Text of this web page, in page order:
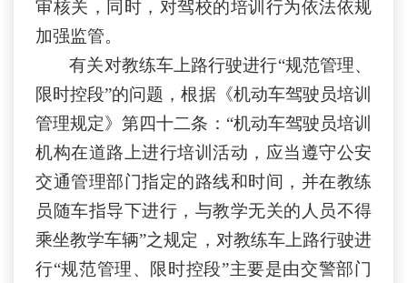
审核关，同时，对驾校的培训行为依法依规
加强监管。
有关对教练车上路行驶进行“规范管理、
限时控段”的问题，根据《机动车驾驶员培训
管理规定》第四十二条：“机动车驾驶员培训
机构在道路上进行培训活动，应当遵守公安
交通管理部门指定的路线和时间，并在教练
员随车指导下进行，与教学无关的人员不得
乘坐教学车辆”之规定，对教练车上路行驶进
行“规范管理、限时控段”主要是由交警部门